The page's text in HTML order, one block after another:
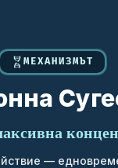
МЕХАНИЗМЪТ
—